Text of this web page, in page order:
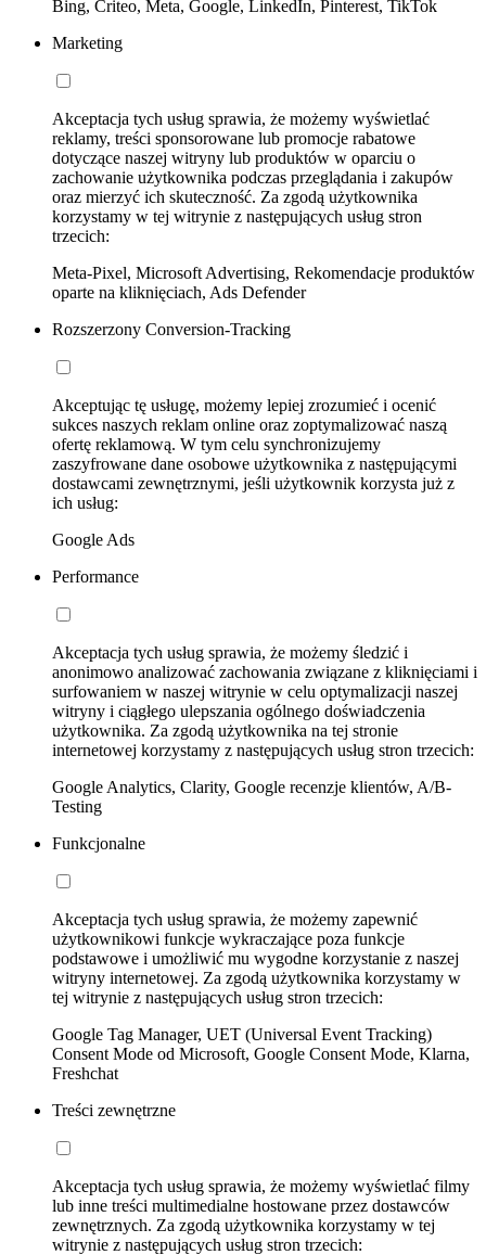
Bing, Criteo, Meta, Google, LinkedIn, Pinterest, TikTok
Marketing
Akceptacja tych usług sprawia, że możemy wyświetlać
reklamy, treści sponsorowane lub promocje rabatowe
dotyczące naszej witryny lub produktów w oparciu o
zachowanie użytkownika podczas przeglądania i zakupów
oraz mierzyć ich skuteczność. Za zgodą użytkownika
korzystamy w tej witrynie z następujących usług stron
trzecich:
Meta-Pixel, Microsoft Advertising, Rekomendacje produktów
oparte na kliknięciach, Ads Defender
Rozszerzony Conversion-Tracking
Akceptując tę usługę, możemy lepiej zrozumieć i ocenić
sukces naszych reklam online oraz zoptymalizować naszą
ofertę reklamową. W tym celu synchronizujemy
zaszyfrowane dane osobowe użytkownika z następującymi
dostawcami zewnętrznymi, jeśli użytkownik korzysta już z
ich usług:
Google Ads
Performance
Akceptacja tych usług sprawia, że możemy śledzić i
anonimowo analizować zachowania związane z kliknięciami i
surfowaniem w naszej witrynie w celu optymalizacji naszej
witryny i ciągłego ulepszania ogólnego doświadczenia
użytkownika. Za zgodą użytkownika na tej stronie
internetowej korzystamy z następujących usług stron trzecich:
Google Analytics, Clarity, Google recenzje klientów, A/B-
Testing
Funkcjonalne
Akceptacja tych usług sprawia, że możemy zapewnić
użytkownikowi funkcje wykraczające poza funkcje
podstawowe i umożliwić mu wygodne korzystanie z naszej
witryny internetowej. Za zgodą użytkownika korzystamy w
tej witrynie z następujących usług stron trzecich:
Google Tag Manager, UET (Universal Event Tracking)
Consent Mode od Microsoft, Google Consent Mode, Klarna,
Freshchat
Treści zewnętrzne
Akceptacja tych usług sprawia, że możemy wyświetlać filmy
lub inne treści multimedialne hostowane przez dostawców
zewnętrznych. Za zgodą użytkownika korzystamy w tej
witrynie z następujących usług stron trzecich: